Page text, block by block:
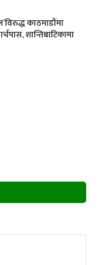
काठमाडौंमा
शान्तिबाटिकामा